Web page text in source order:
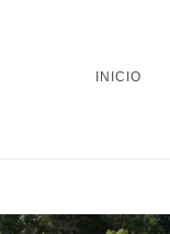
INICIO